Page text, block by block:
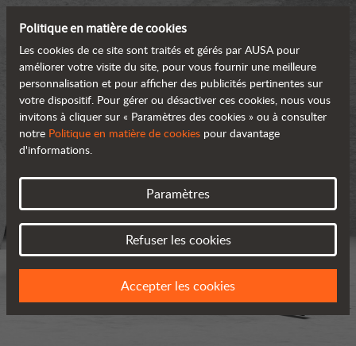
Politique en matière de cookies
Les cookies de ce site sont traités et gérés par AUSA pour
améliorer votre visite du site, pour vous fournir une meilleure
personnalisation et pour afficher des publicités pertinentes sur
votre dispositif. Pour gérer ou désactiver ces cookies, nous vous
invitons à cliquer sur « Paramètres des cookies » ou à consulter
notre Politique en matière de cookies pour davantage
d'informations.
Paramètres
Refuser les cookies
Accepter les cookies